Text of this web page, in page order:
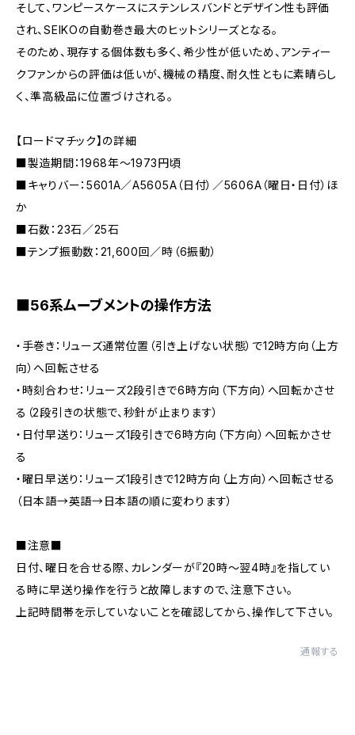
そして、ワンピースケースにステンレスバンドとデザイン性も評価
され、SEIKOの自動巻き最大のヒットシリーズとなる。
そのため、現存する個体数も多く、希少性が低いため、アンティー
クファンからの評価は低いが、機械の精度、耐久性ともに素晴らし
く、準高級品に位置づけされる。
【ロードマチック】の詳細
■製造期間：1968年～1973円頃
■キャりバー：5601A／A5605A（日付）／5606A（曜日・日付）ほ
か
■石数：23石／25石
■テンプ振動数：21,600回／時（6振動）
■56系ムーブメントの操作方法
・手巻き：リューズ通常位置（引き上げない状態）で12時方向（上方
向）へ回転させる
・時刻合わせ：リューズ2段引きで6時方向（下方向）へ回転かさせ
る（2段引きの状態で、秒針が止まります）
・日付早送り：リューズ1段引きで6時方向（下方向）へ回転かさせ
る
・曜日早送り：リューズ1段引きで12時方向（上方向）へ回転させる
（日本語→英語→日本語の順に変わります）
■注意■
日付、曜日を合せる際、カレンダーが『20時～翌4時』を指してい
る時に早送り操作を行うと故障しますので、注意下さい。
上記時間帯を示していないことを確認してから、操作して下さい。
通報する